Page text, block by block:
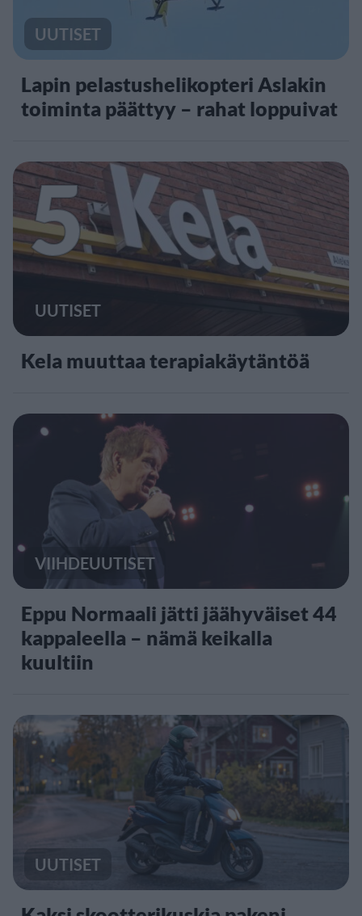
UUTISET
Lapin pelastushelikopteri Aslakin
toiminta päättyy – rahat loppuivat
5
UUTISET
Kela muuttaa terapiakäytäntöä
VIIHDEUUTISET
Eppu Normaali jätti jäähyväiset 44
kappaleella – nämä keikalla
kuultiin
UUTISET